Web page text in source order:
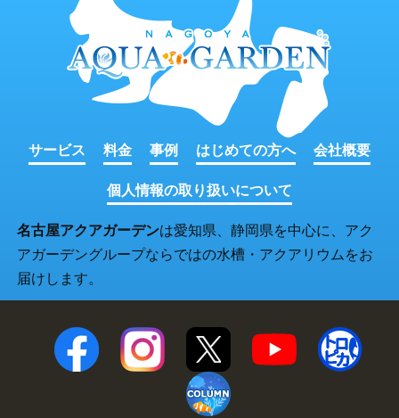
サービス 料金 事例 はじめての方へ 会社概要
個人情報の取り扱いについて
名古屋アクアガーデンは愛知県、静岡県を中心に、アク
アガーデングループならではの水槽・アクアリウムをお
届けします。